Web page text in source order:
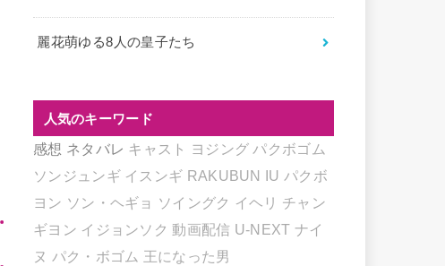
麗花萌ゆる8人の皇子たち
人気のキーワード
感想 ネタバレ キャスト ヨジング パクボゴム
ソンジュンギ イスンギ RAKUBUN IU パクボ
ヨン ソン・ヘギョ ソイングク イヘリ チャン
ギヨン イジョンソク 動画配信 U-NEXT ナイ
ヌ パク・ボゴム 王になった男